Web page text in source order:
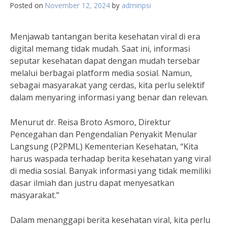
Posted on November 12, 2024 by adminpsi
Menjawab tantangan berita kesehatan viral di era
digital memang tidak mudah. Saat ini, informasi
seputar kesehatan dapat dengan mudah tersebar
melalui berbagai platform media sosial. Namun,
sebagai masyarakat yang cerdas, kita perlu selektif
dalam menyaring informasi yang benar dan relevan.
Menurut dr. Reisa Broto Asmoro, Direktur
Pencegahan dan Pengendalian Penyakit Menular
Langsung (P2PML) Kementerian Kesehatan, “Kita
harus waspada terhadap berita kesehatan yang viral
di media sosial. Banyak informasi yang tidak memiliki
dasar ilmiah dan justru dapat menyesatkan
masyarakat.”
Dalam menanggapi berita kesehatan viral, kita perlu